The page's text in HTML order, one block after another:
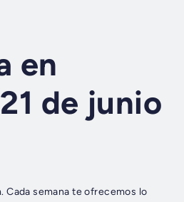
en
de junio
Cada semana te ofrecemos lo